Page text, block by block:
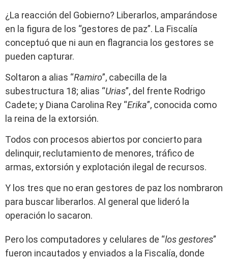
¿La reacción del Gobierno? Liberarlos, amparándose
en la figura de los “gestores de paz”. La Fiscalía
conceptuó que ni aun en flagrancia los gestores se
pueden capturar.
Soltaron a alias “Ramiro”, cabecilla de la
subestructura 18; alias “Urias”, del frente Rodrigo
Cadete; y Diana Carolina Rey “Erika”, conocida como
la reina de la extorsión.
Todos con procesos abiertos por concierto para
delinquir, reclutamiento de menores, tráfico de
armas, extorsión y explotación ilegal de recursos.
Y los tres que no eran gestores de paz los nombraron
para buscar liberarlos. Al general que lideró la
operación lo sacaron.
Pero los computadores y celulares de “los gestores”
fueron incautados y enviados a la Fiscalía, donde